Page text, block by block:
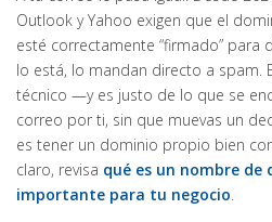
Outlook y Yahoo exigen que el
esté correctamente “firmado” para
lo está, lo mandan directo a spam.
técnico —y es justo de lo que se
correo por ti, sin que muevas un
es tener un dominio propio bien
claro, revisa qué es un nombre de
importante para tu negocio.